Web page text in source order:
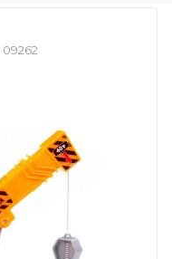
09262